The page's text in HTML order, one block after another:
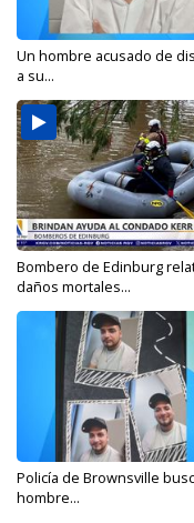
Un hombre acusado de
a su...
Bombero de Edinburg
daños mortales...
Policía de Brownsville
hombre...